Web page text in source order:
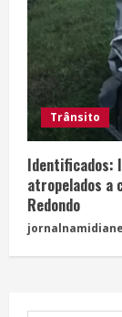
Trânsito
Identificados:
atropelados a
Redondo